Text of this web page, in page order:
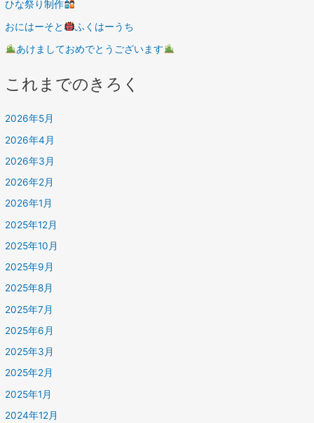
ひな祭り制作
おにはーそと
ふくはーうち
あけましておめでとうございます
これまでのきろく
2026年5月
2026年4月
2026年3月
2026年2月
2026年1月
2025年12月
2025年10月
2025年9月
2025年8月
2025年7月
2025年6月
2025年3月
2025年2月
2025年1月
2024年12月